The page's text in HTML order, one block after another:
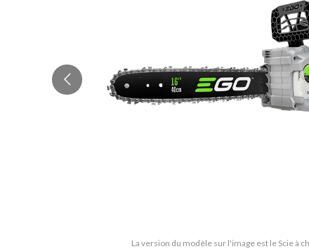
La version du modèle sur l'image est le Scie à